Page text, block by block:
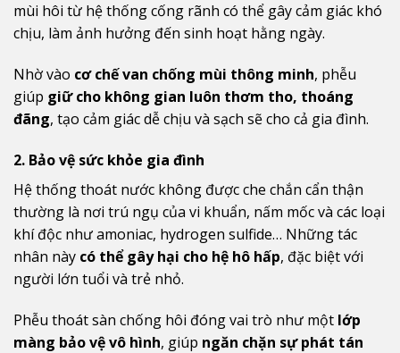
mùi hôi từ hệ thống cống rãnh có thể gây cảm giác khó
chịu, làm ảnh hưởng đến sinh hoạt hằng ngày.
Nhờ vào cơ chế van chống mùi thông minh, phễu
giúp giữ cho không gian luôn thơm tho, thoáng
đãng, tạo cảm giác dễ chịu và sạch sẽ cho cả gia đình.
2. Bảo vệ sức khỏe gia đình
Hệ thống thoát nước không được che chắn cẩn thận
thường là nơi trú ngụ của vi khuẩn, nấm mốc và các loại
khí độc như amoniac, hydrogen sulfide… Những tác
nhân này có thể gây hại cho hệ hô hấp, đặc biệt với
người lớn tuổi và trẻ nhỏ.
Phễu thoát sàn chống hôi đóng vai trò như một lớp
màng bảo vệ vô hình, giúp ngăn chặn sự phát tán